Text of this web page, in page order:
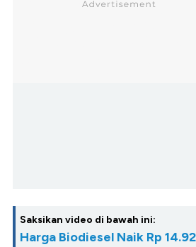
Saksikan video di bawah ini:
Harga Biodiesel Naik Rp